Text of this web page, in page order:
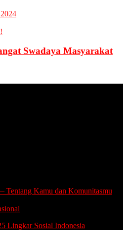
Swadaya Masyarakat
Tentang Kamu dan Komunitasmu
Lingkar Sosial Indonesia